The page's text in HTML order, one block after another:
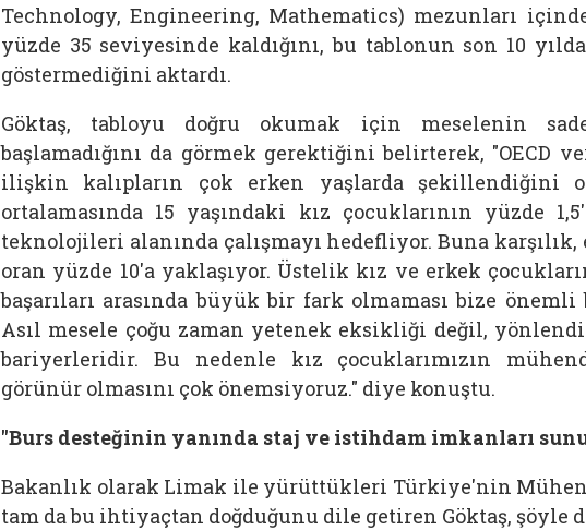
Technology, Engineering, Mathematics) mezunları
yüzde 35 seviyesinde kaldığını, bu tablonun son 10
göstermediğini aktardı.
Göktaş, tabloyu doğru okumak için meselenin
başlamadığını da görmek gerektiğini belirterek, "OECD
ilişkin kalıpların çok erken yaşlarda şekillendiğini
ortalamasında 15 yaşındaki kız çocuklarının yüzde
teknolojileri alanında çalışmayı hedefliyor. Buna karşılık,
oran yüzde 10'a yaklaşıyor. Üstelik kız ve erkek
başarıları arasında büyük bir fark olmaması bize
Asıl mesele çoğu zaman yetenek eksikliği değil,
bariyerleridir. Bu nedenle kız çocuklarımızın
görünür olmasını çok önemsiyoruz." diye konuştu.
"Burs desteğinin yanında staj ve istihdam imkanları
Bakanlık olarak Limak ile yürüttükleri Türkiye'nin
tam da bu ihtiyaçtan doğduğunu dile getiren Göktaş, şöyle